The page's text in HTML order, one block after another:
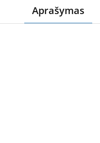
Aprašymas